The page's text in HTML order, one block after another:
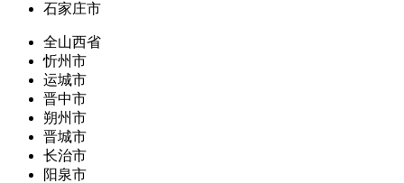
石家庄市
全山西省
忻州市
运城市
晋中市
朔州市
晋城市
长治市
阳泉市